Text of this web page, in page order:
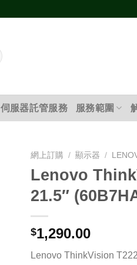
伺服器託管服務 服務範圍
網上訂購 / 顯示器 /
Lenovo
21.5″
$1,290.00
Lenovo ThinkVision